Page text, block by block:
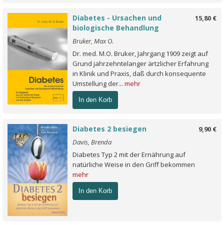
15,80 €
Diabetes - Ursachen und
biologische Behandlung
Bruker, Max O.
Dr. med. M.O. Bruker, Jahrgang 1909 zeigt auf
Grund jahrzehntelanger ärtzlicher Erfahrung
in Klinik und Praxis, daß durch konsequente
Umstellung der... mehr
In den Korb
9,90 €
Diabetes 2 besiegen
Davis, Brenda
Diabetes Typ 2 mit der Ernährung auf
natürliche Weise in den Griff bekommen
mehr
In den Korb